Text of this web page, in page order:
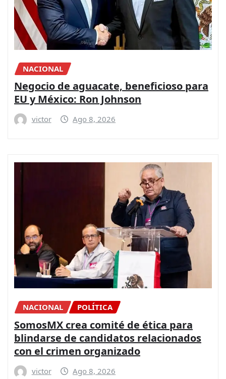
NACIONAL
Negocio de aguacate, beneficioso para
EU y México: Ron Johnson
victor Ago 8, 2026
NACIONAL POLÍTICA
SomosMX crea comité de ética para
blindarse de candidatos relacionados
con el crimen organizado
victor Ago 8, 2026